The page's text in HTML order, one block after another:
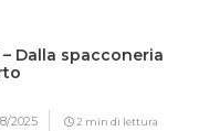
– Dalla spacconeria
2025 2 min di lettura